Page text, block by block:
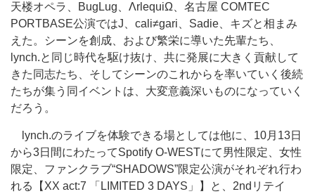
天楼オペラ、BugLug、ΛrlequiΩ、名古屋 COMTEC
PORTBASE公演ではJ、cali≠gari、Sadie、キズと相まみ
えた。シーンを創成、および繁栄に導いた先輩たち、
lynch.と同じ時代を駆け抜け、共に発展に大きく貢献して
きた同志たち、そしてシーンのこれからを率いていく後続
たちが集う同イベントは、大変意義深いものになっていく
だろう。
lynch.のライブを体験できる場としては他に、10月13日
から3日間にわたってSpotify O-WESTにて男性限定、女性
限定、ファンクラブ“SHADOWS”限定公演がそれぞれ行わ
れる【XX act:7 「LIMITED 3 DAYS」】と、2ndリテイ